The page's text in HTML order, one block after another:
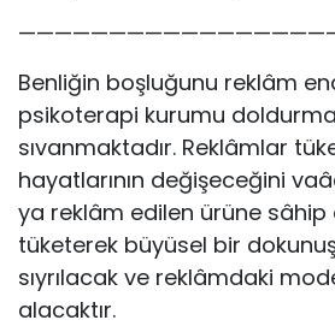
Benliğin boşluğunu reklâm
psikoterapi kurumu
sıvanmaktadır. Reklâmlar
hayatlarının değişeceğini
ya reklâm edilen ürüne
tüketerek büyüsel bir
sıyrılacak ve reklâmdaki
alacaktır.